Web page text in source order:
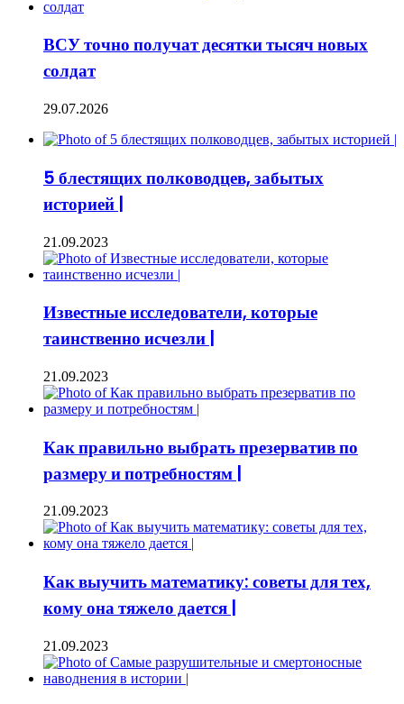
ВСУ точно получат десятки тысяч новых
солдат
29.07.2026
5 блестящих полководцев, забытых
историей |
21.09.2023
Известные исследователи, которые
таинственно исчезли |
21.09.2023
Как правильно выбрать презерватив по
размеру и потребностям |
21.09.2023
Как выучить математику: советы для тех,
кому она тяжело дается |
21.09.2023